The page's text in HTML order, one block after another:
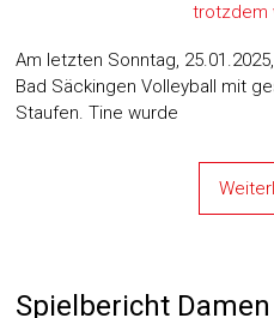
Am letzten Sonntag,
Bad Säckingen Volleyball mit
Staufen. Tine wurde
Spielbericht